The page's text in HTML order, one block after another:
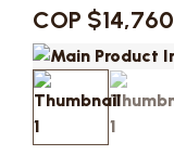
COP $14,760